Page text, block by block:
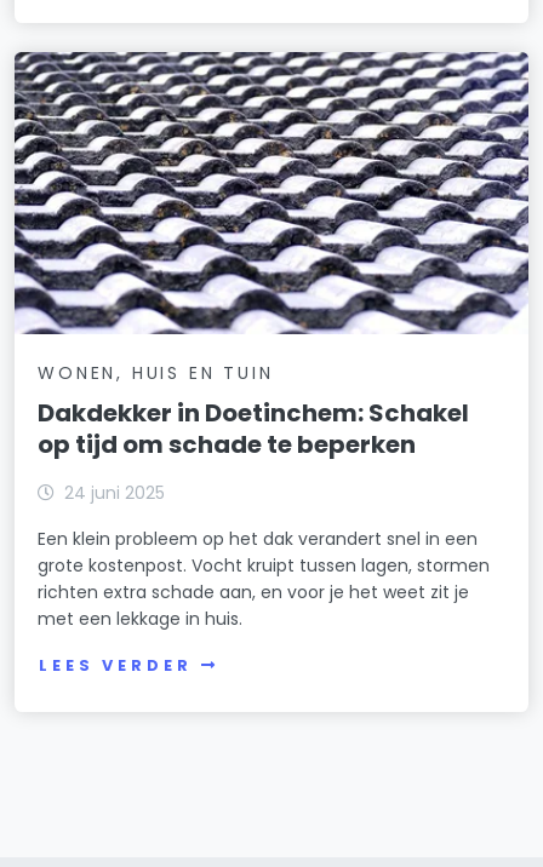
WONEN, HUIS EN TUIN
Dakdekker in Doetinchem: Schakel
op tijd om schade te beperken
24 juni 2025
Een klein probleem op het dak verandert snel in een
grote kostenpost. Vocht kruipt tussen lagen, stormen
richten extra schade aan, en voor je het weet zit je
met een lekkage in huis.
LEES VERDER